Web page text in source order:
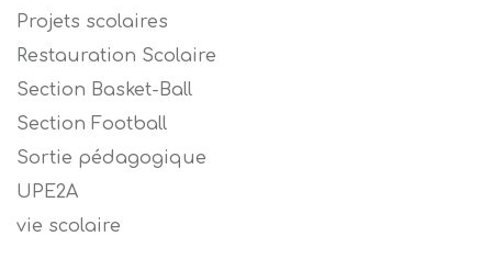
Projets scolaires
Restauration Scolaire
Section Basket-Ball
Section Football
Sortie pédagogique
UPE2A
vie scolaire